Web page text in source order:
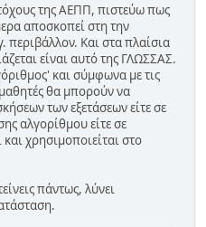
της ΑΕΠΠ, πιστεύω πως
αποσκοπεί στη την
περιβάλλον. Και στα πλαίσια
είναι αυτό της ΓΛΩΣΣΑΣ.
και σύμφωνα με τις
θα μπορούν να
των εξετάσεων είτε σε
αλγορίθμου είτε σε
χρησιμοποιείται στο
πάντως, λύνει